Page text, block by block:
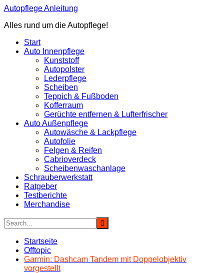
Zum
springen
Autopflege Anleitung
Alles rund um die Autopflege!
Start
Auto Innenpflege
Kunststoff
Autopolster
Lederpflege
Scheiben
Teppich & Fußboden
Kofferraum
Gerüchte entfernen & Lufterfrischer
Auto Außenpflege
Autowäsche & Lackpflege
Autofolie
Felgen & Reifen
Cabrioverdeck
Scheibenwaschanlage
Schrauberwerkstatt
Ratgeber
Testberichte
Merchandise
Startseite
Offtopic
Garmin: Dashcam Tandem mit Doppelobjektiv
vorgestellt